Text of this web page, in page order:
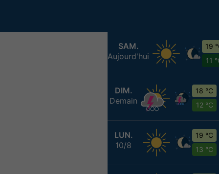
SAM.
Aujourd'hui
19
11
DIM.
Demain
18 °C
12 °C
LUN.
10/8
19 °C
13 °C